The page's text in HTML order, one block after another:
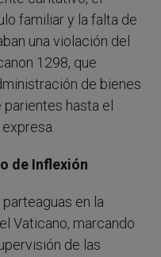
familiar y la falta de
una violación del
1298, que
de bienes
hasta el
de Inflexión
en la
Vaticano, marcando
de las